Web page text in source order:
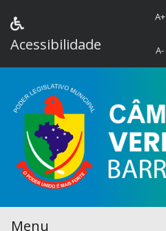
Acessibilidade
A+
A-
Menu